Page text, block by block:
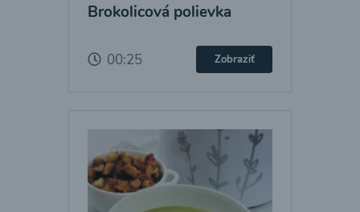
Brokolicová polievka
00:25 Zobraziť